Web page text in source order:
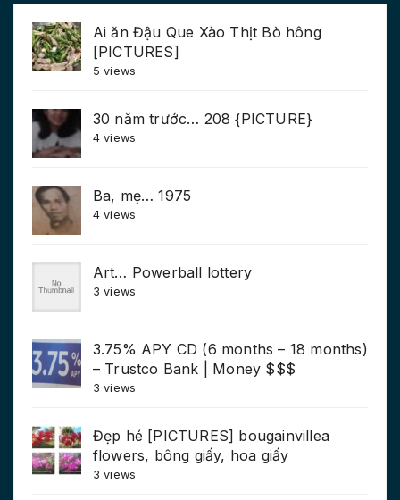
Ai ăn Đậu Que Xào Thịt Bò hông
[PICTURES]
5 views
30 năm trước… 208 {PICTURE}
4 views
Ba, mẹ… 1975
4 views
Art… Powerball lottery
3 views
3.75% APY CD (6 months – 18 months)
– Trustco Bank | Money $$$
3 views
Đẹp hé [PICTURES] bougainvillea
flowers, bông giấy, hoa giấy
3 views